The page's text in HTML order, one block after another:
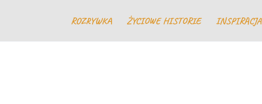
ROZRYWKA ŻYCIOWE HISTORIE INSPIRACJA